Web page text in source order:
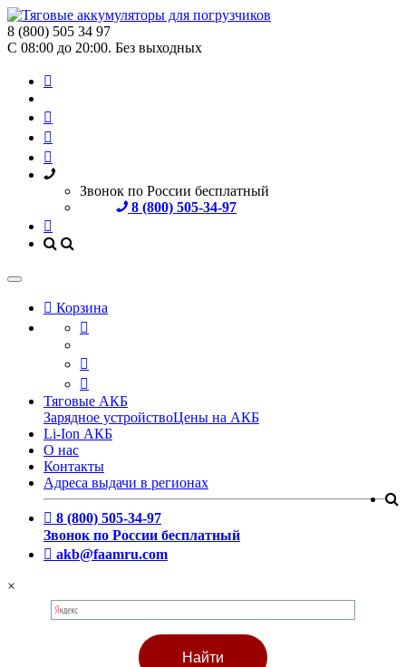
8 (800) 505 34 97
С 08:00 до 20:00. Без выходных
Звонок по России бесплатный
8 (800) 505-34-97
Корзина
Тяговые АКБ
Зарядное устройствоЦены на АКБ
Li-Ion АКБ
О нас
Контакты
Адреса выдачи в регионах
8 (800) 505-34-97
Звонок по России бесплатный
akb@faamru.com
×